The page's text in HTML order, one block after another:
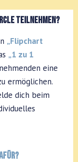
teilnehmen?
„Flipchart
„1 zu 1
eine
ermöglichen.
dich beim